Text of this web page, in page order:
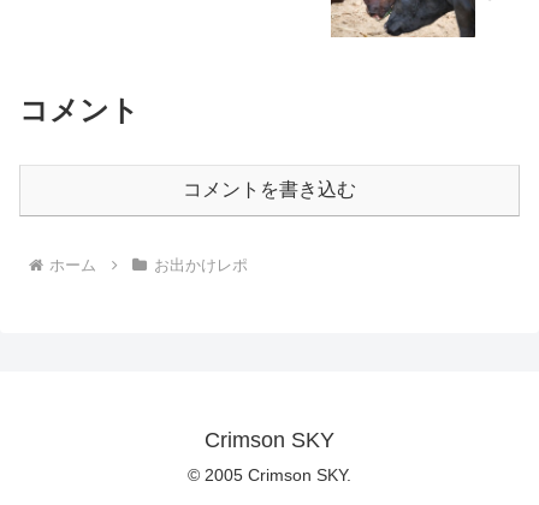
コメント
コメントを書き込む
ホーム お出かけレポ
Crimson SKY
© 2005 Crimson SKY.